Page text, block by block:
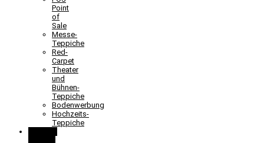
Point
of
Sale
Messe-
Teppiche
Red-
Carpet
Theater
und
Bühnen-
Teppiche
Bodenwerbung
Hochzeits-
Teppiche